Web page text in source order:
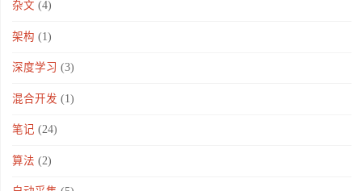
杂文 (4)
架构 (1)
深度学习 (3)
混合开发 (1)
笔记 (24)
算法 (2)